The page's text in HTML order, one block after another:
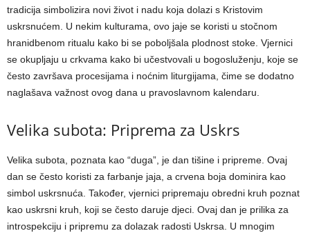
tradicija simbolizira novi život i nadu koja dolazi s Kristovim
uskrsnućem. U nekim kulturama, ovo jaje se koristi u stočnom
hranidbenom ritualu kako bi se poboljšala plodnost stoke. Vjernici
se okupljaju u crkvama kako bi učestvovali u bogosluženju, koje se
često završava procesijama i noćnim liturgijama, čime se dodatno
naglašava važnost ovog dana u pravoslavnom kalendaru.
Velika subota: Priprema za Uskrs
Velika subota, poznata kao “duga”, je dan tišine i pripreme. Ovaj
dan se često koristi za farbanje jaja, a crvena boja dominira kao
simbol uskrsnuća. Također, vjernici pripremaju obredni kruh poznat
kao uskrsni kruh, koji se često daruje djeci. Ovaj dan je prilika za
introspekciju i pripremu za dolazak radosti Uskrsa. U mnogim